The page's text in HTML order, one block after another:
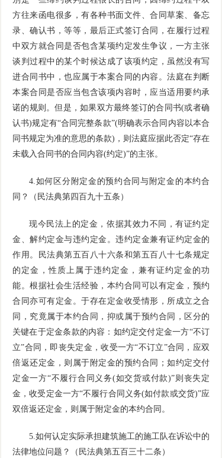
方往来函电很多，有各种书面文件、合同草案、备忘
录、确认书，等等，最后正式签订合同，在履行过程
中双方就合同是否包含某项约定发生争议，一方主张
谈判过程中的某个时候达成了该项约定，虽然没有写
进合同书中，也应属于本案合同的内容。法庭在判断
本案合同是否应当包含该项内容时，应当适用要约承
诺的规则。但是，如果双方最终签订的合同书(或者确
认书)规定有“合同完整条款”(明确表示合同内容以本合
同书规定为准的意思的条款) ，则法庭应据此否定“存在
未载入合同书的合同内容(约定)”的主张。
4.如何区分附定金的预约合同与附定金的本约合
同？（民法典第四百九十五条）
现今民法上的定金，依据其效力不同，有证约定
金、解约定金与违约定金。违约定金兼有证约定金的
作用。民法典第五百八十六条和第五百八十七条规定
的定金，性质上属于违约定金，兼有证约定金的功
能。根据社会生活经验，本约合同可以有定金，预约
合同亦可有定金。于存在定金收受情形，所成立之合
同，究竟属于本约合同，抑或属于预约合同，区分的
关键在于定金条款的内容：如约定交付定金一方“不订
立”合同，即丧失定金，收受一方“不订立”合同，应双
倍返还定金，则属于附定金的预约合同；如约定交付
定金一方“不履行合同义务(如交货或付款)”则丧失定
金，收受定金一方“不履行合同义务(如付款或交货)”应
双倍返还定金，则属于附定金的本约合同。
5.如何认定实际承担建筑施工的施工队在诉讼中的
法律地位问题？（民法典第五百三十二条）